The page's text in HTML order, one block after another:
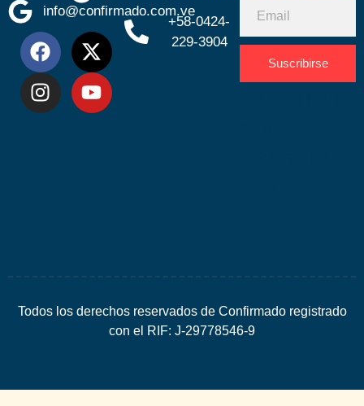
info@confirmado.com.ve
+58-0424-
229-3904
Suscribirse
Todos los derechos reservados de Confirmado registrado
con el RIF: J-29778546-9